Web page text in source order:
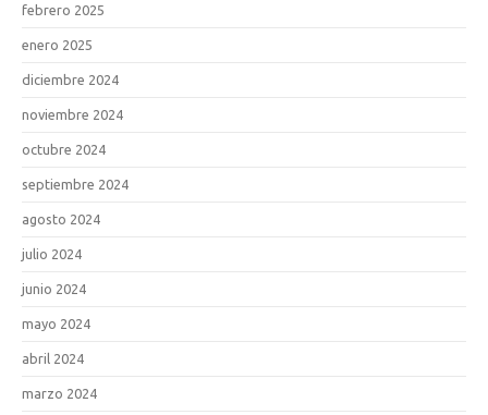
febrero 2025
enero 2025
diciembre 2024
noviembre 2024
octubre 2024
septiembre 2024
agosto 2024
julio 2024
junio 2024
mayo 2024
abril 2024
marzo 2024